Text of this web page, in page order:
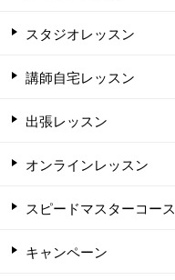
スタジオレッスン
講師自宅レッスン
出張レッスン
オンラインレッスン
スピードマスターコース
キャンペーン